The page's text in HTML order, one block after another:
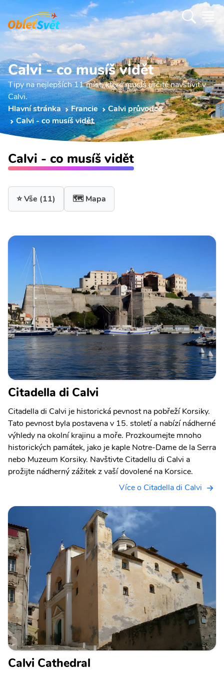
Calvi - co musíš vidět
Tipy na nejlepších 11 míst, které musíš určitě navštívit v
Calvi.
Hlavní stránka
Francie
Calvi průvodce
Calvi - co musíš vidět
Calvi - co musíš vidět
⭐ Vše (11) 🗺️ Mapa
Citadella di Calvi
Citadella di Calvi je historická pevnost na pobřeží Korsiky.
Tato pevnost byla postavena v 15. století a nabízí nádherné
výhledy na okolní krajinu a moře. Prozkoumejte mnoho
historických památek, jako je kaple Notre-Dame de la Serra
nebo Muzeum Korsiky. Navštivte Citadellu di Calvi a
prožijte nádherný zážitek z vaší dovolené na Korsice.
Více o Citadella di Calvi
Calvi Cathedral